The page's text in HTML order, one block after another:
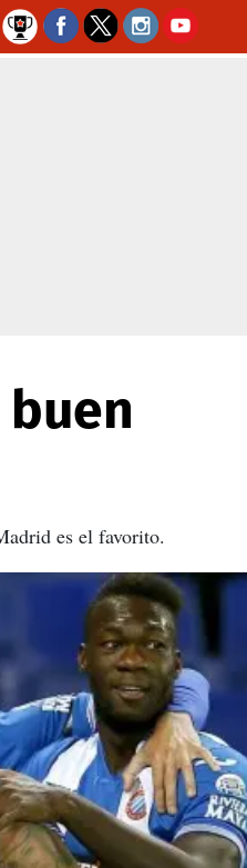
es el favorito.